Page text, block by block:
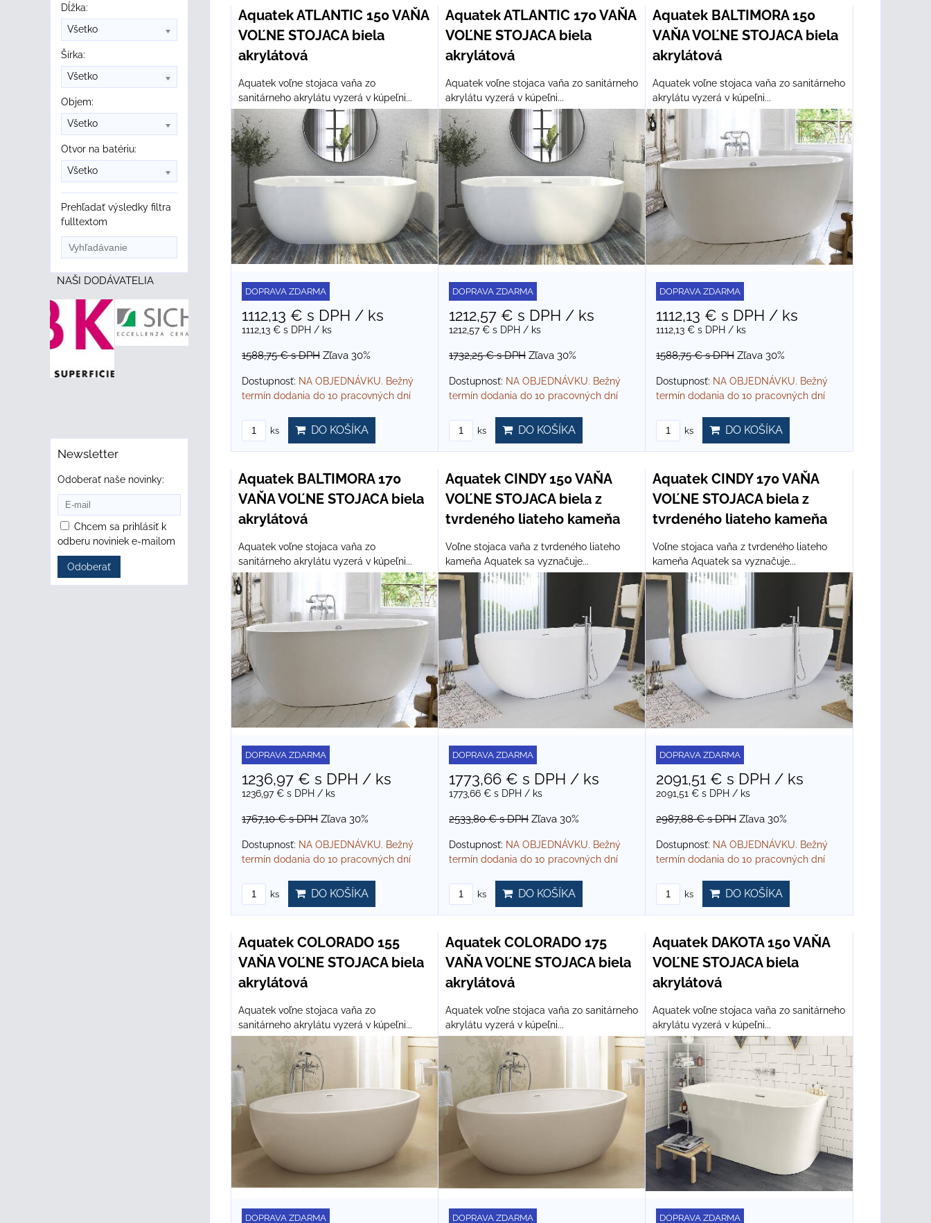
Aquatek ATLANTIC 150 VAŇA
VOĽNE STOJACA biela
akrylátová
Aquatek voľne stojaca vaňa zo
sanitárneho akrylátu vyzerá v kúpeľni...
DOPRAVA ZDARMA
1112,13 € s DPH / ks
1112,13 € s DPH / ks
1588,75 €s DPH Zľava 30%
Dostupnosť: NA OBJEDNÁVKU. Bežný
termín dodania do 10 pracovných dní
ks DO KOŠÍKA
Aquatek ATLANTIC 170 VAŇA
VOĽNE STOJACA biela
akrylátová
Aquatek voľne stojaca vaňa zo sanitárneho
akrylátu vyzerá v kúpeľni...
DOPRAVA ZDARMA
1212,57 € s DPH / ks
1212,57 € s DPH / ks
1732,25 €s DPH Zľava 30%
Dostupnosť: NA OBJEDNÁVKU. Bežný
termín dodania do 10 pracovných dní
ks DO KOŠÍKA
Aquatek BALTIMORA 150
VAŇA VOĽNE STOJACA biela
akrylátová
Aquatek voľne stojaca vaňa zo sanitárneho
akrylátu vyzerá v kúpeľni...
DOPRAVA ZDARMA
1112,13 € s DPH / ks
1112,13 €s DPH / ks
1588,75 €s DPH Zľava 30%
Dostupnosť: NA OBJEDNÁVKU. Bežný
termín dodania do 10 pracovných dní
ks DO KOŠÍKA
Aquatek BALTIMORA 170
VAŇA VOĽNE STOJACA biela
akrylátová
Aquatek voľne stojaca vaňa zo
sanitárneho akrylátu vyzerá v kúpeľni...
DOPRAVA ZDARMA
1236,97 € s DPH / ks
1236,97 € s DPH / ks
1767,10 €s DPH Zľava 30%
Dostupnosť: NA OBJEDNÁVKU. Bežný
termín dodania do 10 pracovných dní
ks DO KOŠÍKA
Aquatek CINDY 150 VAŇA
VOĽNE STOJACA biela z
tvrdeného liateho kameňa
Voľne stojaca vaňa z tvrdeného liateho
kameňa Aquatek sa vyznačuje...
DOPRAVA ZDARMA
1773,66 € s DPH / ks
1773,66 € s DPH / ks
2533,80 €s DPH Zľava 30%
Dostupnosť: NA OBJEDNÁVKU. Bežný
termín dodania do 10 pracovných dní
ks DO KOŠÍKA
Aquatek CINDY 170 VAŇA
VOĽNE STOJACA biela z
tvrdeného liateho kameňa
Voľne stojaca vaňa z tvrdeného liateho
kameňa Aquatek sa vyznačuje...
DOPRAVA ZDARMA
2091,51 € s DPH / ks
2091,51 €s DPH / ks
2987,88 €s DPH Zľava 30%
Dostupnosť: NA OBJEDNÁVKU. Bežný
termín dodania do 10 pracovných dní
ks DO KOŠÍKA
Aquatek COLORADO 155
VAŇA VOĽNE STOJACA biela
akrylátová
Aquatek voľne stojaca vaňa zo
sanitárneho akrylátu vyzerá v kúpeľni...
DOPRAVA ZDARMA
Aquatek COLORADO 175
VAŇA VOĽNE STOJACA biela
akrylátová
Aquatek voľne stojaca vaňa zo sanitárneho
akrylátu vyzerá v kúpeľni...
DOPRAVA ZDARMA
Aquatek DAKOTA 150 VAŇA
VOĽNE STOJACA biela
akrylátová
Aquatek voľne stojaca vaňa zo sanitárneho
akrylátu vyzerá v kúpeľni...
DOPRAVA ZDARMA
Dĺžka:
Všetko
Šírka:
Všetko
Objem:
Všetko
Otvor na batériu:
Všetko
Prehľadať výsledky filtra
fulltextom
NAŠI DODÁVATELIA
Newsletter
Odoberať naše novinky:
Chcem sa prihlásiť k
odberu noviniek e-mailom
Odoberať